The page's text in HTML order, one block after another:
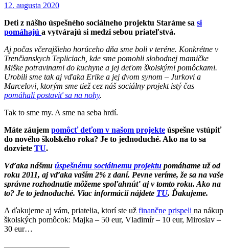
12. augusta 2020
Deti z nášho úspešného sociálneho projektu Staráme sa si
pomáhajú a vytvárajú si medzi sebou priateľstvá.
Aj počas včerajšieho horúceho dňa sme boli v teréne. Konkrétne v
Trenčianskych Tepliciach, kde sme pomohli slobodnej mamičke
Miške potravinami do kuchyne a jej deťom školskými pomôckami.
Urobili sme tak aj vďaka Erike a jej dvom synom – Jurkovi a
Marcelovi, ktorým sme tiež cez náš sociálny projekt istý čas
pomáhali postaviť sa na nohy.
Tak to sme my. A sme na seba hrdí.
Máte záujem pomôcť deťom v našom projekte úspešne vstúpiť
do nového školského roka? Je to jednoduché. Ako na to sa
dozviete TU.
Vďaka nášmu úspešnému sociálnemu projektu pomáhame už od
roku 2011, aj vďaka vaším 2% z daní. Pevne veríme, že sa na vaše
správne rozhodnutie môžeme spoľahnúť aj v tomto roku. Ako na
to? Je to jednoduché. Viac informácií nájdete TU. Ďakujeme.
A ďakujeme aj vám, priatelia, ktorí ste už finančne prispeli na nákup
školských pomôcok: Majka – 50 eur, Vladimír – 10 eur, Miroslav –
30 eur…
————————